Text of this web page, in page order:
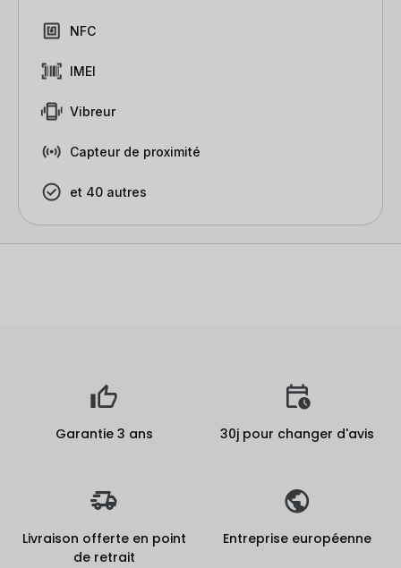
NFC
IMEI
Vibreur
Capteur de proximité
et 40 autres
Garantie 3 ans 30j pour changer d'avis
Livraison offerte en point
de retrait
Entreprise européenne